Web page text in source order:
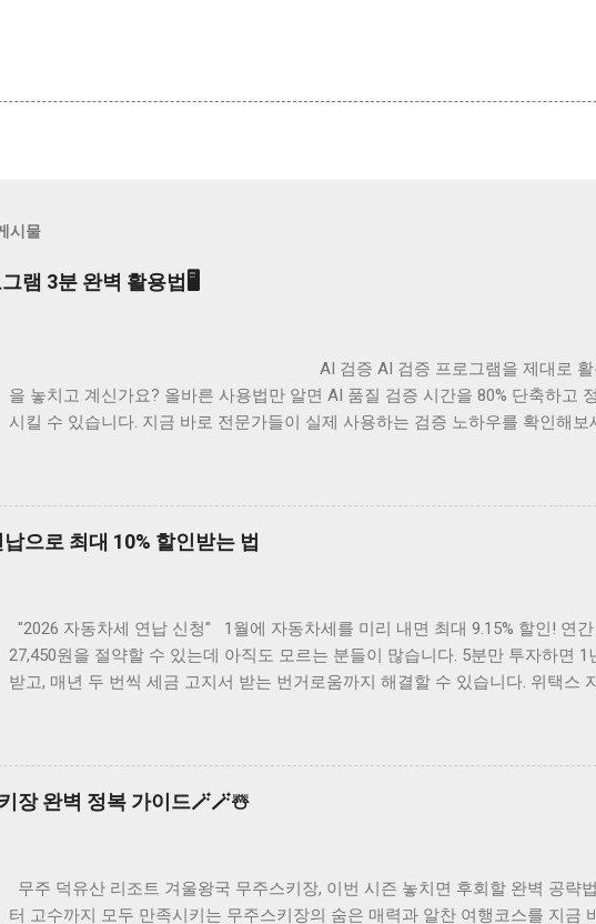
시물
램 3분 완벽 활용법🖥️
AI 검증 AI 검증 프로그램을 제대로 활용하지
을 놓치고 계신가요? 올바른 사용법만 알면 AI 품질 검증 시간을 80% 단축하고
시킬 수 있습니다. 지금 바로 전문가들이 실제 사용하는 검증 노하우를 확인해보
까지 총 5단계로 구성됩니다. 첫 번째는 검증 대상 AI 모델 선택, 두 번째는 테스
째는 검증 파라미터 설정, 네 번째는 자동 검증 실행, 마지막으로 상세 리포트 확
10-15분 내에 전체 프로세스를 완료할 수 있습니다. 요약: 5단계 순서대로 진행하
료 가능 3분 완성 빠른 검증방법 자동 설정 모드 활용 초보자는 'Auto Mode'를 선
으로 최대 10% 할인받는 법
"2026 자동차세 연납 신청" 1월에 자동차세를 미리 내면 최대 9.15% 할인! 연
27,450원을 절약할 수 있는데 아직도 모르는 분들이 많습니다. 5분만 투자하면 1
받고, 매년 두 번씩 세금 고지서 받는 번거로움까지 해결할 수 있습니다. 위택스
신청하면 9.15% 할인율이 적용되어 가장 큰 혜택을 받을 수 있으며, 3월 연납 시
연납 시 2.5% 할인이 적용됩니다. 예를 들어 연간 자동차세가 50만원이라면 1월
할 수 있습니다. 요약: 1월 연납이 9.15% 할인으로 가장 유리하며, 시기가 늦어질
성 온라인 신청방법 위택스 웹사이트 접속 위택스(www.wetax.go.kr) 홈페이지에
부금액이 표시됩니다. 여러 대의 차량을 보유한 경우 원하는 차량만 선택해서 연
장 완벽 정복 가이드🪄🪄☃️
무주 덕유산 리조트 겨울왕국 무주스키장, 이번 시즌 놓치면 후회할 완벽 공략
터 고수까지 모두 만족시키는 무주스키장의 숨은 매력과 알찬 여행코스를 지금